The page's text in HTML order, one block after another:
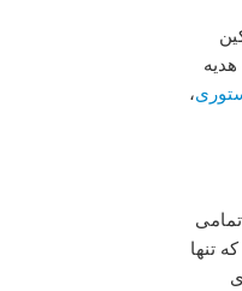
هدیه
،
تنها